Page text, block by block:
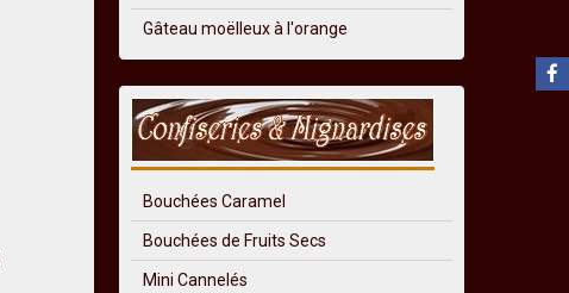
Gâteau moëlleux à l'orange
Bouchées Caramel
Bouchées de Fruits Secs
Mini Cannelés